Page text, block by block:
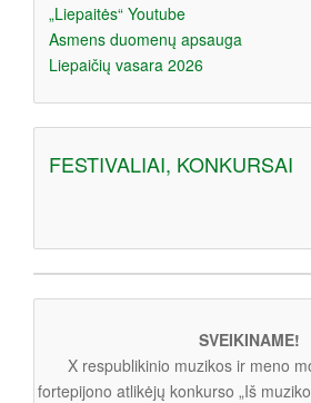
„Liepaitės“ Youtube
Asmens duomenų apsauga
Liepaičių vasara 2026
FESTIVALIAI, KONKURSAI
SVEIKINAME!
X respublikinio muzikos ir meno
fortepijono atlikėjų konkurso „Iš